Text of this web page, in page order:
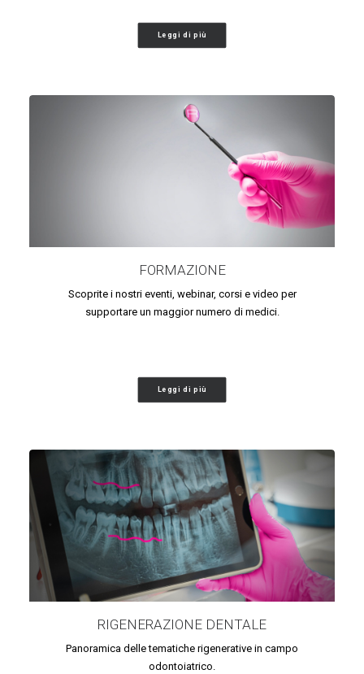
Leggi di più
FORMAZIONE
Scoprite i nostri eventi, webinar, corsi e video per
supportare un maggior numero di medici.
Leggi di più
RIGENERAZIONE DENTALE
Panoramica delle tematiche rigenerative in campo
odontoiatrico.